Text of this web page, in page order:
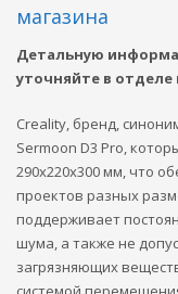
магазина
Детальную
уточняйте в
Creality, бренд,
Sermoon D3 Pro,
290x220x300 мм, что
проектов разных
поддерживает
шума, а также не
загрязняющих